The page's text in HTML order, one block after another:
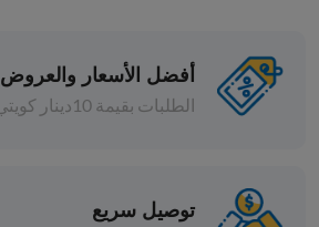
الأجبان و الألبان
أفضل الأسعار والعروض
الطلبات بقيمة 10دينار كويتي أو أكثر
توصيل سريع